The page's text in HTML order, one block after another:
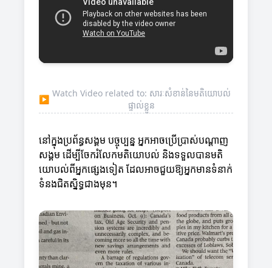
▶
Watch Video related to: សារៈសំខាន់នៃមតិយោបល់
ផ្ទាល់ខ្លួន
នៅក្នុងប្រព័ន្ធសង្គម បច្ចុប្បន្ន អ្នកអាចប្រើប្រាស់បណ្តាញ
សង្គម ដើម្បីចែករំលែកមតិយោបល់ និងទទួលបានមតិ
យោបល់ពីអ្នកផ្សេងទៀត ដែលអាចជួយឱ្យអ្នកមានទំនាក់
ទំនងជិតស្និទ្ធជាងមុន។